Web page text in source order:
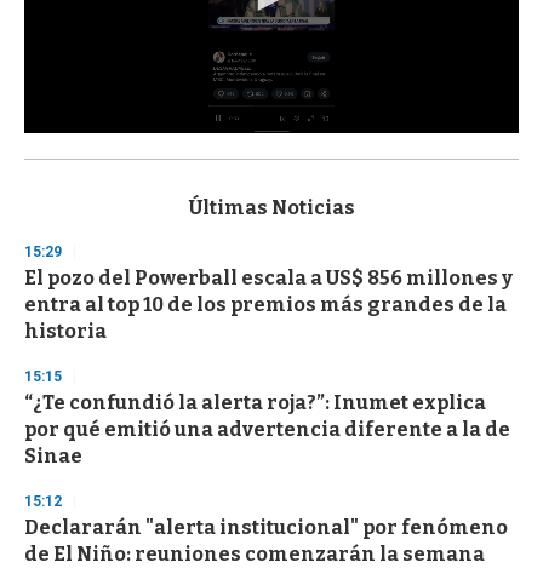
s
d
s
o
f
3
s
e
o
n
Últimas Noticias
15:29
El pozo del Powerball escala a US$ 856 millones y
entra al top 10 de los premios más grandes de la
historia
15:15
“¿Te confundió la alerta roja?”: Inumet explica
por qué emitió una advertencia diferente a la de
Sinae
15:12
Declararán "alerta institucional" por fenómeno
de El Niño: reuniones comenzarán la semana